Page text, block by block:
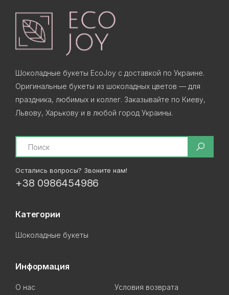
Шоколадные букеты EcoJoy с доставкой по Украине.
Оригинальные букеты из шоколадных цветов — для
праздника, любимых и коллег. Заказывайте по Киеву,
Львову, Харькову и в любой город Украины.
Search
Остались вопросы? Звоните нам!
+38 0986454986
Категории
Шоколадные букеты
Информация
О нас Условия возврата